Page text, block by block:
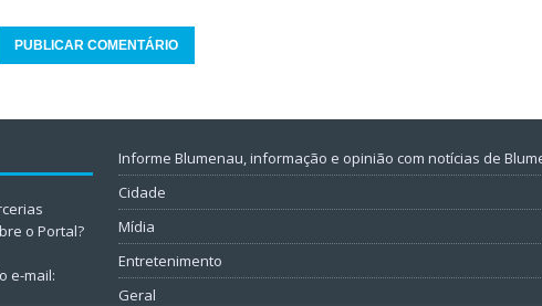
o Portal?
e-mail:
Informe Blumenau, informação e opinião com notícias de
Cidade
Mídia
Entretenimento
Geral